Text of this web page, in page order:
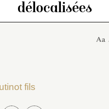
délocalisées
fils